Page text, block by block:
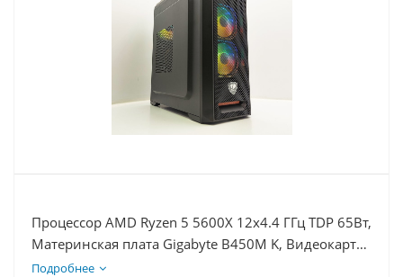
Процессор AMD Ryzen 5 5600X 12x4.4 ГГц TDP 65Вт,
Материнская плата Gigabyte B450M K, Видеокарта
GTX 1660S 6Гб, Память DDR4 64Gb, Диски SSD
Подробнее